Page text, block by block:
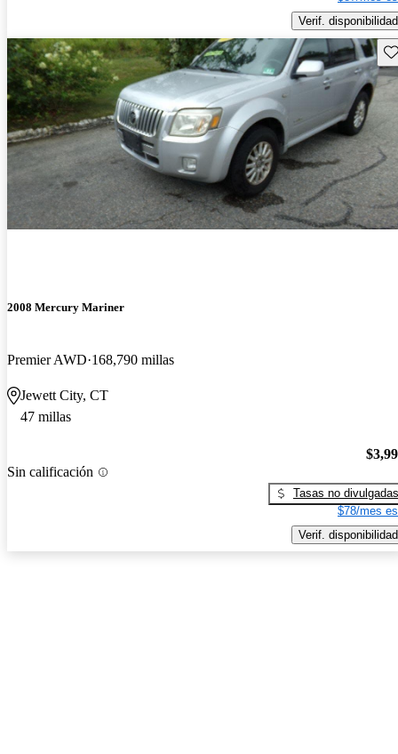
Verif. disponibilidad
2008 Mercury Mariner
Premier AWD 168,790 millas
Jewett City, CT
47 millas
Sin calificación
Tasas no divulgadas
$78/mes
Verif. disponibilidad